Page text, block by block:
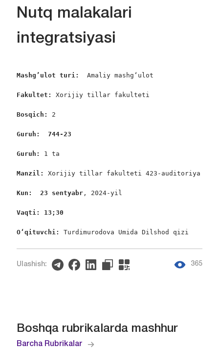
Nutq malakalari
integratsiyasi
Mashg’ulot turi: Amaliy mashgʻulot
Fakultet: Xorijiy tillar fakulteti
Bosqich: 2
Guruh:  744-23
Guruh: 1 ta
Manzil: Xorijiy tillar fakulteti 423-auditoriya
Kun:  23 sentyabr, 2024-yil
Vaqti: 13;30
O‘qituvchi: Turdimurodova Umida Dilshod qizi
Ulashish: 365
Boshqa rubrikalarda mashhur
Barcha Rubrikalar